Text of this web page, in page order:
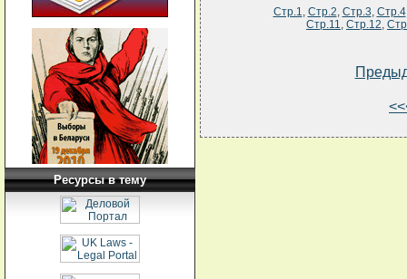
Ресурсы в тему
Стр.1, Стр.2, Стр.3, Стр.4
Стр.11, Стр.12,